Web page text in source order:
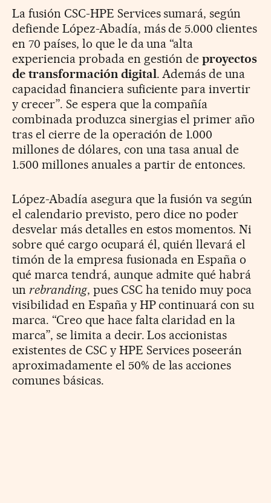
La fusión CSC-HPE Services sumará, según
defiende López-Abadía, más de 5.000 clientes
en 70 países, lo que le da una “alta
experiencia probada en gestión deproyectos
de transformación digital. Además de una
capacidad financiera suficiente para invertir
y crecer”. Se espera que la compañía
combinada produzca sinergias el primer año
tras el cierre de la operación de 1.000
millones de dólares, con una tasa anual de
1.500 millones anuales a partir de entonces.
López-Abadía asegura que la fusión va según
el calendario previsto, pero dice no poder
desvelar más detalles en estos momentos. Ni
sobre qué cargo ocupará él, quién llevará el
timón de la empresa fusionada en España o
qué marca tendrá, aunque admite qué habrá
un rebranding, pues CSC ha tenido muy poca
visibilidad en España y HP continuará con su
marca. “Creo que hace falta claridad en la
marca”, se limita a decir. Los accionistas
existentes de CSC y HPE Services poseerán
aproximadamente el 50% de las acciones
comunes básicas.